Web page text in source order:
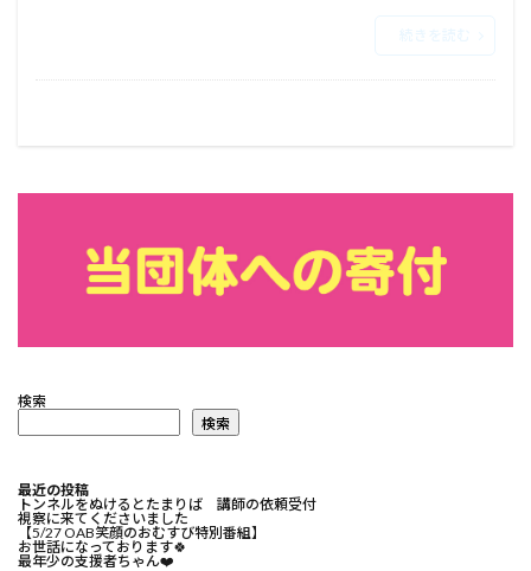
検索
検索
最近の投稿
トンネルをぬけるとたまりば 講師の依頼受付
視察に来てくださいました
【5/27 OAB笑顔のおむすび特別番組】
お世話になっております🍀⁡
最年少の支援者ちゃん❤️⁡